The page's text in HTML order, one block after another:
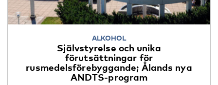
ALKOHOL
Självstyrelse och unika
förutsättningar för
rusmedelsförebyggande; Ålands nya
ANDTS-program